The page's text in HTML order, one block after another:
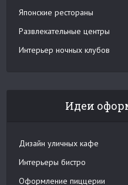
Японские рестораны
Развлекательные центры
Интерьер ночных клубов
Идеи
Дизайн уличных кафе
Интерьеры бистро
Оформление пиццерии